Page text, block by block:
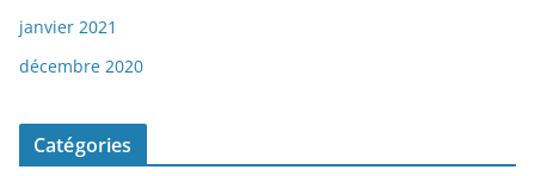
janvier 2021
décembre 2020
Catégories